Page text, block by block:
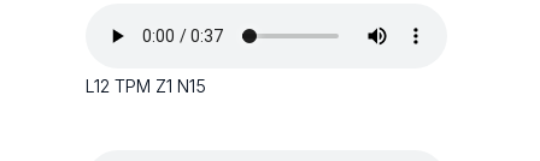
L12 TPM Z1 N15